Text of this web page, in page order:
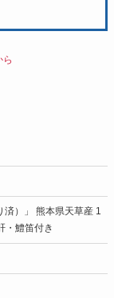
ら
済）」 熊本県天草産 1
・鱧笛付き